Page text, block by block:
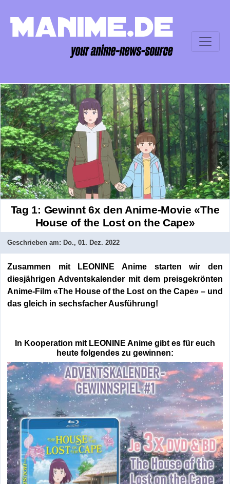
Tag 1: Gewinnt 6x den Anime-Movie «The
House of the Lost on the Cape»
Geschrieben am: Do., 01. Dez. 2022
Zusammen mit LEONINE Anime starten wir den
diesjährigen Adventskalender mit dem preisgekrönten
Anime-Film «The House of the Lost on the Cape» – und
das gleich in sechsfacher Ausführung!
In Kooperation mit LEONINE Anime gibt es für euch
heute folgendes zu gewinnen: